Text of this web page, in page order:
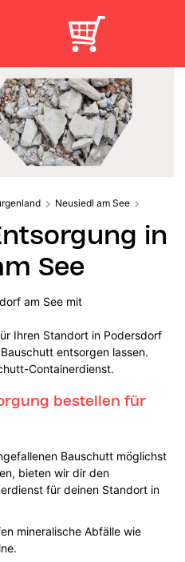
Neusiedl am See
in
See
am See mit
Ihren Standort in Podersdorf
entsorgen lassen.
Containerdienst.
bestellen für
Bauschutt möglichst
bieten wir dir den
für deinen Standort in
mineralische Abfälle wie